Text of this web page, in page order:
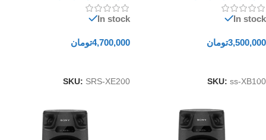
In stock
3,500,000تومان
SKU: ss-XB100
In stock
4,700,000تومان
SKU: SRS-XE200